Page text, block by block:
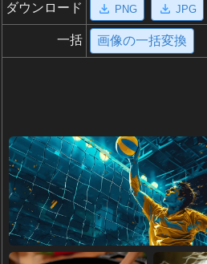
ダウンロード PNG JPG
一括 画像の一括変換